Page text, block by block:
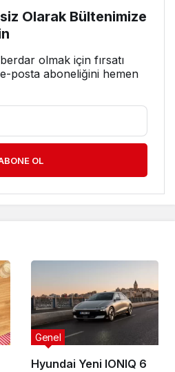
Olarak Bültenimize
olmak için fırsatı
posta aboneliğini hemen
OL
Hyundai Yeni IONIQ 6
Genel